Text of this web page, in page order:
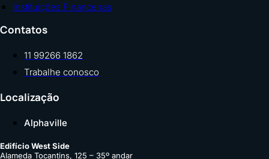
Instituições Financeiras
Contatos
11 99266 1862
Trabalhe conosco
Localização
Alphaville
Edifício West Side
Alameda Tocantins, 125 – 35º andar